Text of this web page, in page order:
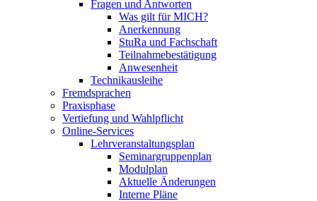
Fragen und Antworten
Was gilt für MICH?
Anerkennung
StuRa und Fachschaft
Teilnahmebestätigung
Anwesenheit
Technikausleihe
Fremdsprachen
Praxisphase
Vertiefung und Wahlpflicht
Online-Services
Lehrveranstaltungsplan
Seminargruppenplan
Modulplan
Aktuelle Änderungen
Interne Pläne